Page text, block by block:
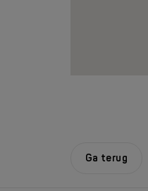
Ga terug